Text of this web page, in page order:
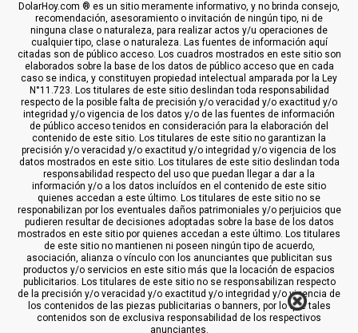
DolarHoy.com ® es un sitio meramente informativo, y no brinda consejo,
recomendación, asesoramiento o invitación de ningún tipo, ni de
ninguna clase o naturaleza, para realizar actos y/u operaciones de
cualquier tipo, clase o naturaleza. Las fuentes de información aquí
citadas son de público acceso. Los cuadros mostrados en este sitio son
elaborados sobre la base de los datos de público acceso que en cada
caso se indica, y constituyen propiedad intelectual amparada por la Ley
N°11.723. Los titulares de este sitio deslindan toda responsabilidad
respecto de la posible falta de precisión y/o veracidad y/o exactitud y/o
integridad y/o vigencia de los datos y/o de las fuentes de información
de público acceso tenidos en consideración para la elaboración del
contenido de este sitio. Los titulares de este sitio no garantizan la
precisión y/o veracidad y/o exactitud y/o integridad y/o vigencia de los
datos mostrados en este sitio. Los titulares de este sitio deslindan toda
responsabilidad respecto del uso que puedan llegar a dar a la
información y/o a los datos incluídos en el contenido de este sitio
quienes accedan a este último. Los titulares de este sitio no se
responabilizan por los eventuales daños patrimoniales y/o perjuicios que
pudieren resultar de decisiones adoptadas sobre la base de los datos
mostrados en este sitio por quienes accedan a este último. Los titulares
de este sitio no mantienen ni poseen ningún tipo de acuerdo,
asociación, alianza o vínculo con los anunciantes que publicitan sus
productos y/o servicios en este sitio más que la locación de espacios
publicitarios. Los titulares de este sitio no se responsabilizan respecto
de la precisión y/o veracidad y/o exactitud y/o integridad y/o vigencia de
los contenidos de las piezas publicitarias o banners, por lo que tales
contenidos son de exclusiva responsabilidad de los respectivos
anunciantes.